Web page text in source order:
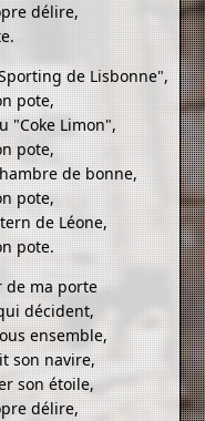
délire,
de Lisbonne",
pote,
"Coke Limon",
pote,
de bonne,
pote,
de Léone,
pote.
de ma porte
décident,
ensemble,
son navire,
son étoile,
délire,